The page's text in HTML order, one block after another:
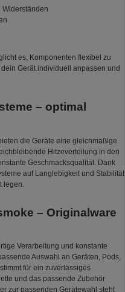
Widerständen
es, Komponenten flexibel zu
Gerät individuell anpassen und
– optimal
die Geräte eine gleichmäßige
Hitzeverteilung in den
Geschmacksqualität. Dank
auf Langlebigkeit und Stabilität
legen.
– Originalware
Verarbeitung und konstante
Auswahl an Geräten, Pods,
für ein zuverlässiges
und das passende Zubehör
zur passenden Gerätewahl steht